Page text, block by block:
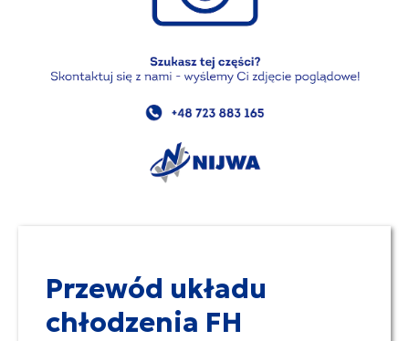
Przewód układu
chłodzenia FH